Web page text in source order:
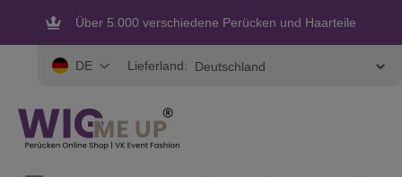
springenÜber 5.000 verschiedene Perücken und Haarteile
Flexible und sichere Zahlung
DE Lieferland: